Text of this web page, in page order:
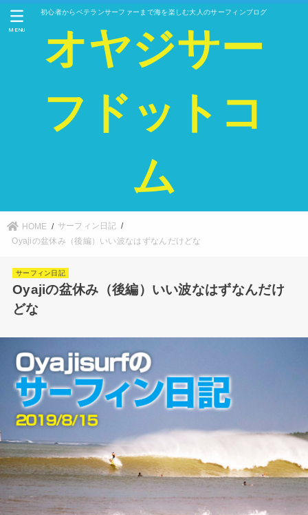
初心者からベテランサーファーまで海を楽しむ大人のサーフィンブログ
オヤジサー
フドットコ
ム
MENU
HOME
サーフィン日記
Oyajiの盆休み（後編）いい波なはずなんだけどな
サーフィン日記
Oyajiの盆休み（後編）いい波なはずなんだけ
どな